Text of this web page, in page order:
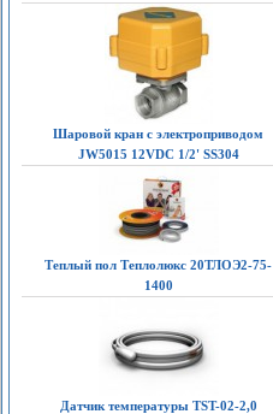
Шаровой кран с электроприводом
JW5015 12VDC 1/2' SS304
Теплый пол Теплолюкс 20ТЛОЭ2-75-
1400
Датчик температуры TST-02-2,0